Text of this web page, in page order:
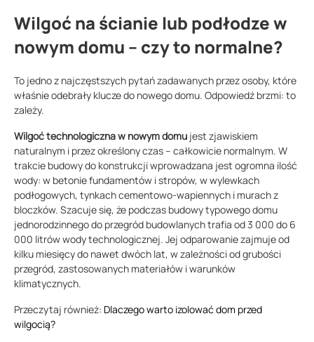
Wilgoć na ścianie lub podłodze w
nowym domu – czy to normalne?
To jedno z najczęstszych pytań zadawanych przez osoby, które
właśnie odebrały klucze do nowego domu. Odpowiedź brzmi: to
zależy.
Wilgoć technologiczna w nowym domu jest zjawiskiem
naturalnym i przez określony czas – całkowicie normalnym. W
trakcie budowy do konstrukcji wprowadzana jest ogromna ilość
wody: w betonie fundamentów i stropów, w wylewkach
podłogowych, tynkach cementowo-wapiennych i murach z
bloczków. Szacuje się, że podczas budowy typowego domu
jednorodzinnego do przegród budowlanych trafia od 3 000 do 6
000 litrów wody technologicznej. Jej odparowanie zajmuje od
kilku miesięcy do nawet dwóch lat, w zależności od grubości
przegród, zastosowanych materiałów i warunków
klimatycznych.
Przeczytaj również: Dlaczego warto izolować dom przed
wilgocią?